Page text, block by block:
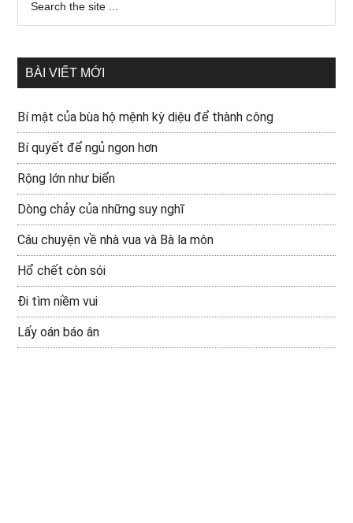
BÀI VIẾT MỚI
Bí mật của bùa hộ mệnh kỳ diệu để thành công
Bí quyết để ngủ ngon hơn
Rộng lớn như biển
Dòng chảy của những suy nghĩ
Câu chuyện về nhà vua và Bà la môn
Hổ chết còn sói
Đi tìm niềm vui
Lấy oán báo ân